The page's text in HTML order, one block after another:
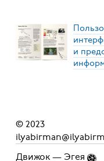
и
© 2023
Движок — Эгея